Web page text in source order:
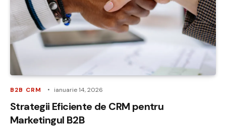
B2B CRM ianuarie 14, 2026
Strategii Eficiente de CRM pentru
Marketingul B2B